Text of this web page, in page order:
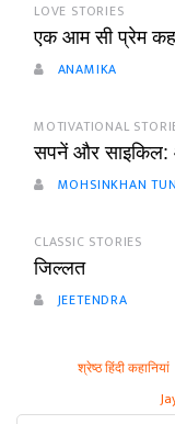
LOVE STORIES
एक आम सी प्रेम
ANAMIKA
MOTIVATIONAL
सपनें और साइकिल:
MOHSINKHAN
CLASSIC STORIES
जिल्लत
JEETENDRA
श्रेष्ठ हिंदी कहानियां